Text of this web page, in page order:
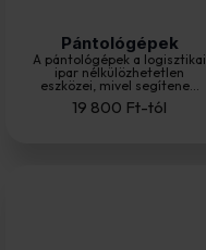
Pántológépek
A pántológépek a logisztikai
ipar nélkülözhetetlen
eszközei, mivel segítene...
19 800 Ft-tól